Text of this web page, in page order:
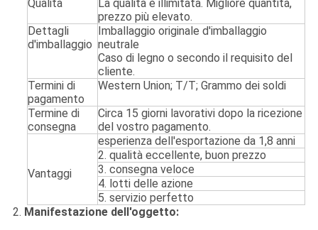
Qualità
La qualità è illimitata. Migliore quantità,
prezzo più elevato.
Dettagli
d'imballaggio
Imballaggio originale d'imballaggio
neutrale
Caso di legno o secondo il requisito del
cliente.
Termini di
pagamento
Western Union; T/T; Grammo dei soldi
Termine di
consegna
Circa 15 giorni lavorativi dopo la ricezione
del vostro pagamento.
Vantaggi
esperienza dell'esportazione da 1,8 anni
2. qualità eccellente, buon prezzo
3. consegna veloce
4. lotti delle azione
5. servizio perfetto
2. Manifestazione dell'oggetto: